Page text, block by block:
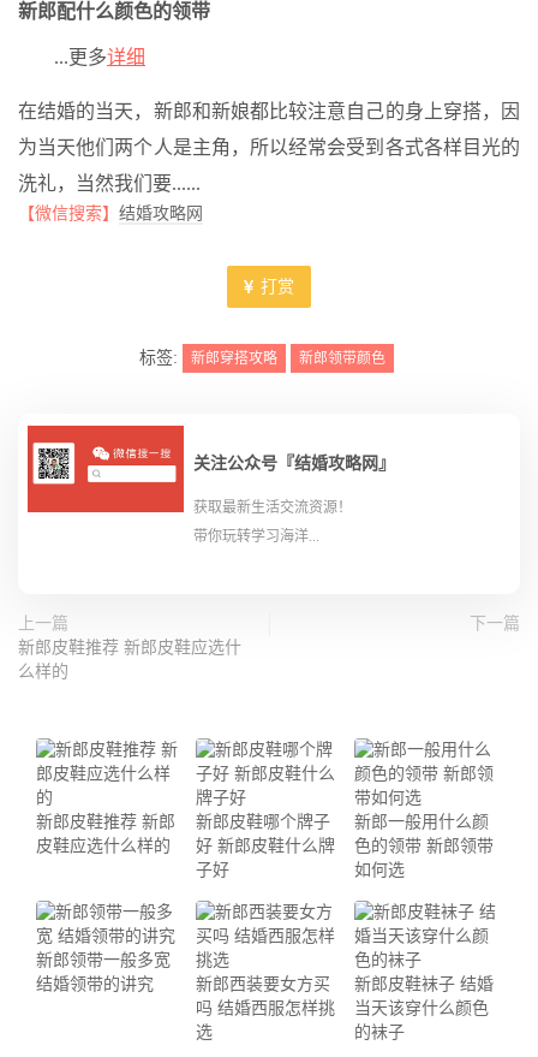
新郎配什么颜色的领带
...更多详细
在结婚的当天，新郎和新娘都比较注意自己的身上穿搭，因
为当天他们两个人是主角，所以经常会受到各式各样目光的
洗礼，当然我们要......
【微信搜索】 结婚攻略网
打赏
标签: 新郎穿搭攻略 新郎领带颜色
关注公众号『结婚攻略网』
获取最新生活交流资源！
带你玩转学习海洋...
上一篇
新郎皮鞋推荐 新郎皮鞋应选什
么样的
下一篇
新郎皮鞋推荐 新郎
皮鞋应选什么样的
新郎皮鞋哪个牌子
好 新郎皮鞋什么牌
子好
新郎一般用什么颜
色的领带 新郎领带
如何选
新郎领带一般多宽
结婚领带的讲究
新郎西装要女方买
吗 结婚西服怎样挑
选
新郎皮鞋袜子 结婚
当天该穿什么颜色
的袜子